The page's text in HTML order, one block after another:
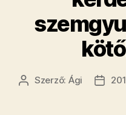
Bejegyzés
Szerző: Ági